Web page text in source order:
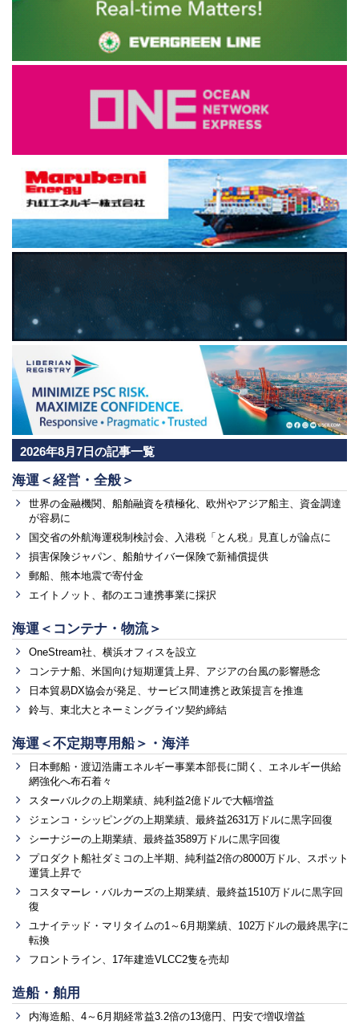
2026年8月7日の記事一覧
海運＜経営・全般＞
世界の金融機関、船舶融資を積極化、欧州やアジア船主、資金調達
が容易に
国交省の外航海運税制検討会、入港税「とん税」見直しが論点に
損害保険ジャパン、船舶サイバー保険で新補償提供
郵船、熊本地震で寄付金
エイトノット、都のエコ連携事業に採択
海運＜コンテナ・物流＞
OneStream社、横浜オフィスを設立
コンテナ船、米国向け短期運賃上昇、アジアの台風の影響懸念
日本貿易DX協会が発足、サービス間連携と政策提言を推進
鈴与、東北大とネーミングライツ契約締結
海運＜不定期専用船＞・海洋
日本郵船・渡辺浩庸エネルギー事業本部長に聞く、エネルギー供給
網強化へ布石着々
スターバルクの上期業績、純利益2億ドルで大幅増益
ジェンコ・シッピングの上期業績、最終益2631万ドルに黒字回復
シーナジーの上期業績、最終益3589万ドルに黒字回復
プロダクト船社ダミコの上半期、純利益2倍の8000万ドル、スポット
運賃上昇で
コスタマーレ・バルカーズの上期業績、最終益1510万ドルに黒字回
復
ユナイテッド・マリタイムの1～6月期業績、102万ドルの最終黒字に
転換
フロントライン、17年建造VLCC2隻を売却
造船・舶用
内海造船、4～6月期経常益3.2倍の13億円、円安で増収増益